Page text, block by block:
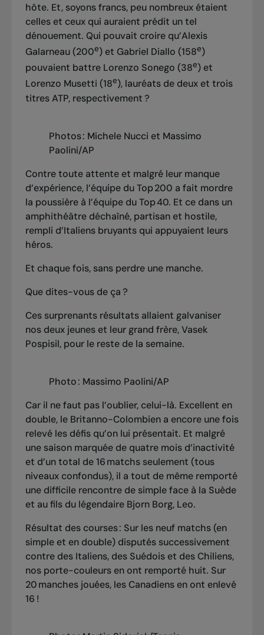
hôte. Et, soyons francs, peu nombreux étaient
celles et ceux qui auraient prédit un tel
dénouement. Qui pouvait croire qu’Alexis
Galarneau (200e) et Gabriel Diallo (158e)
pouvaient battre Lorenzo Sonego (38e) et
Lorenzo Musetti (18e), lauréats de deux et trois
titres ATP, respectivement ?
Photos : Michele Nucci et Massimo
Paolini/AP
Contre toute attente et malgré leur manque
d’expérience, l’équipe du Top 200 a fait mordre
la poussière à l’équipe du Top 40. Et ce dans un
amphithéâtre déchaîné, partisan et hostile,
rempli d’Italiens bruyants qui appuyaient leurs
héros.
Et chaque fois, sans perdre une manche.
Que dites-vous de ça ?
Ces surprenants résultats allaient galvaniser
nos deux jeunes et leur grand frère, Vasek
Pospisil, pour le reste de la semaine.
Photo : Massimo Paolini/AP
Car il ne faut pas l’oublier, celui-là. Excellent en
double, le Britanno-Colombien a encore une fois
relevé les défis qu’on lui présentait. Et malgré
une saison marquée de quatre mois d’inactivité
et d’un total de 16 matchs seulement (tous
niveaux confondus), il a tout de même remporté
une difficile rencontre de simple face à la Suède
et au fils du légendaire Bjorn Borg, Leo.
Résultat des courses : Sur les neuf matchs (en
simple et en double) disputés successivement
contre des Italiens, des Suédois et des Chiliens,
nos porte-couleurs en ont remporté huit. Sur
20 manches jouées, les Canadiens en ont enlevé
16 !